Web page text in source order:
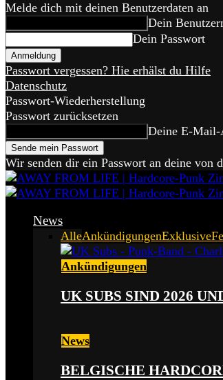
Melde dich mit deinen Benutzerdaten an
Dein
Dein Passwort
Passwort vergessen? Hie erhälst du Hilfe
Datenschutz
Passwort-Wiederherstellung
Passwort zurücksetzen
Deine E-Mail-
Wir senden dir ein Passwort an deine von
News
AlleAnkündigungenExklusive
Ankündigungen
UK SUBS SIND 2026
News
BELGISCHE